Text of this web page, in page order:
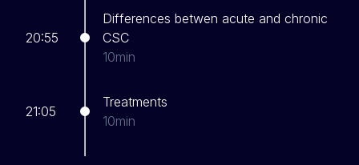
20:55
Differences betwen acute and chronic
CSC
10min
21:05
Treatments
10min